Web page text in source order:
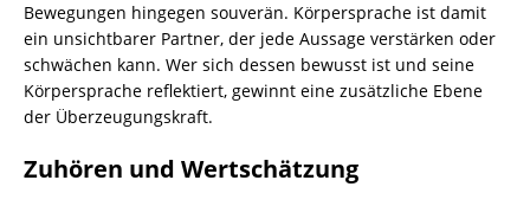
Bewegungen hingegen souverän. Körpersprache ist damit
ein unsichtbarer Partner, der jede Aussage verstärken oder
schwächen kann. Wer sich dessen bewusst ist und seine
Körpersprache reflektiert, gewinnt eine zusätzliche Ebene
der Überzeugungskraft.
Zuhören und Wertschätzung